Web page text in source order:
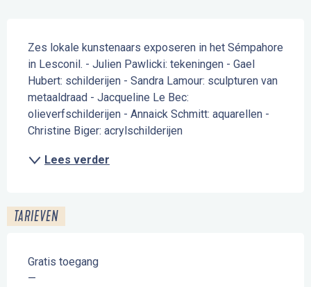
Zes lokale kunstenaars exposeren in het Sémpahore
in Lesconil. - Julien Pawlicki: tekeningen - Gael
Hubert: schilderijen - Sandra Lamour: sculpturen van
metaaldraad - Jacqueline Le Bec:
olieverfschilderijen - Annaick Schmitt: aquarellen -
Christine Biger: acrylschilderijen
Lees verder
TARIEVEN
Gratis toegang
—